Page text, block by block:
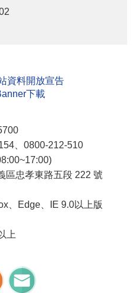
資料開放宣告
下載
、0800-212-510
區忠孝東路五段 222 號
、Edge、IE 9.0以上版
上